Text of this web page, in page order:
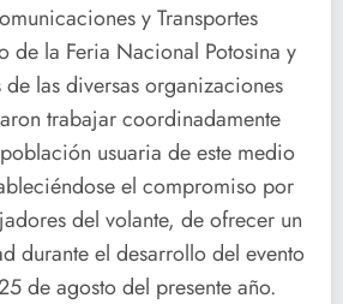
y Transportes
de la Feria Nacional Potosina y
de las diversas organizaciones
trabajar coordinadamente
usuaria de este medio
el compromiso por
del volante, de ofrecer un
durante el desarrollo del evento
de agosto del presente año.